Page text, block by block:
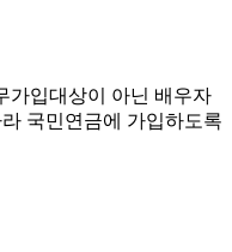
가입대상이 아닌 배우자
국민연금에 가입하도록